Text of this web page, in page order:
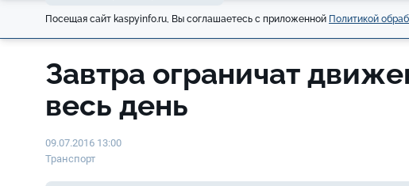
Посещая сайт kaspyinfo.ru, Вы соглашаетесь с приложенной Политикой
Завтра ограничат
весь день
09.07.2016 13:00
Транспорт